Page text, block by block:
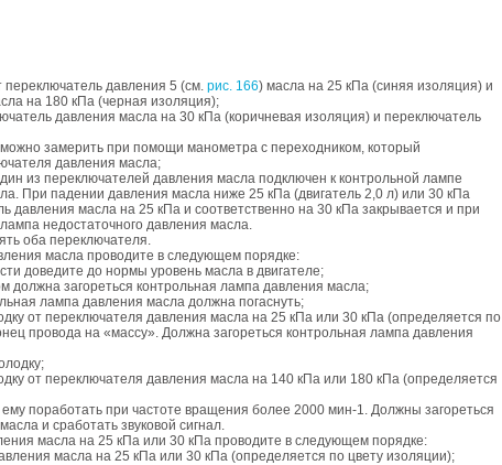
переключатель давления 5 (см.рис. 166) масла на 25 кПа (синяя изоляция) и
на 180 кПа (черная изоляция);
давления масла на 30 кПа (коричневая изоляция) и переключатель
замерить при помощи манометра с переходником, который
давления масла;
из переключателей давления масла подключен к контрольной лампе
При падении давления масла ниже 25 кПа (двигатель 2,0 л) или 30 кПа
давления масла на 25 кПа и соответственно на 30 кПа закрывается и при
недостаточного давления масла.
оба переключателя.
масла проводите в следующем порядке:
доведите до нормы уровень масла в двигателе;
должна загореться контрольная лампа давления масла;
лампа давления масла должна погаснуть;
от переключателя давления масла на 25 кПа или 30 кПа (определяется по
провода на «массу». Должна загореться контрольная лампа давления
от переключателя давления масла на 140 кПа или 180 кПа (определяется
ему поработать при частоте вращения более 2000 мин-1. Должны загореться
и сработать звуковой сигнал.
масла на 25 кПа или 30 кПа проводите в следующем порядке:
масла на 25 кПа или 30 кПа (определяется по цвету изоляции);